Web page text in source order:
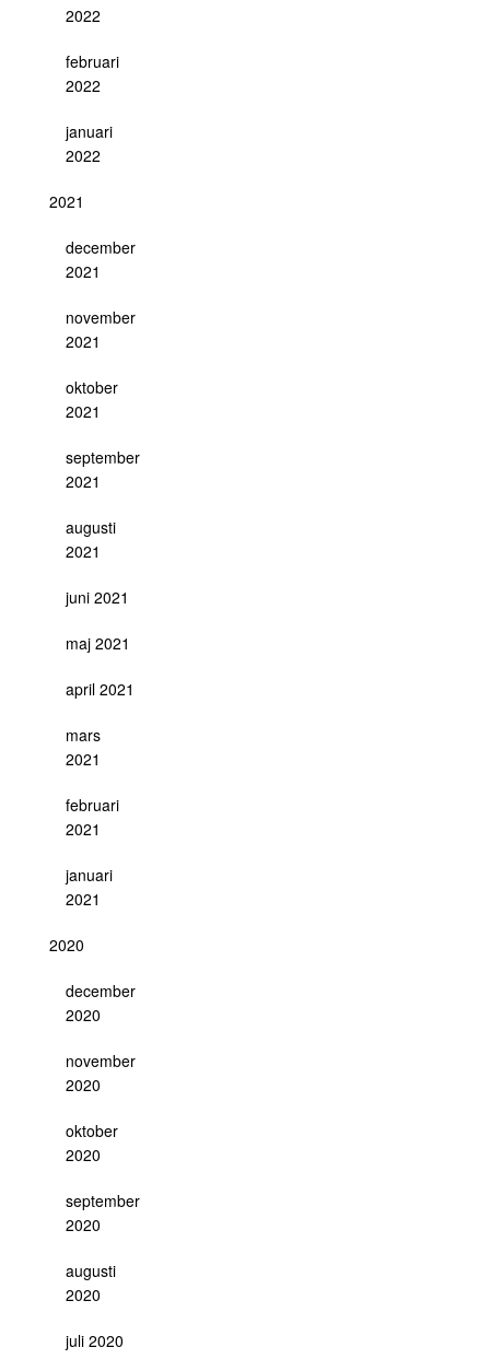
2022
februari
2022
januari
2022
2021
december
2021
november
2021
oktober
2021
september
2021
augusti
2021
juni 2021
maj 2021
april 2021
mars
2021
februari
2021
januari
2021
2020
december
2020
november
2020
oktober
2020
september
2020
augusti
2020
juli 2020